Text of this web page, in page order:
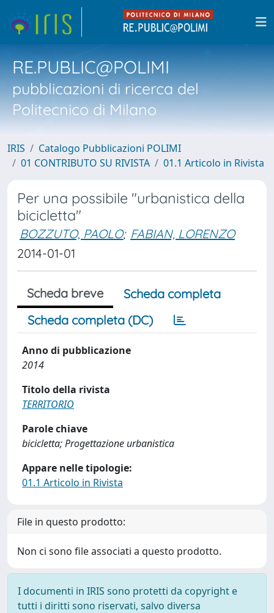
RE.PUBLIC@POLIMI
pubblicazioni di ricerca del
Politecnico di Milano
IRIS
Catalogo Pubblicazioni POLIMI
01 CONTRIBUTO SU RIVISTA
01.1 Articolo in Rivista
Per una possibile "urbanistica della
bicicletta"
BOZZUTO, PAOLO; FABIAN, LORENZO
2014-01-01
Scheda breve
Scheda completa
Scheda completa (DC)
Anno di pubblicazione
2014
Titolo della rivista
TERRITORIO
Parole chiave
bicicletta; Progettazione urbanistica
Appare nelle tipologie:
01.1 Articolo in Rivista
File in questo prodotto:
Non ci sono file associati a questo prodotto.
I documenti in IRIS sono protetti da copyright e
tutti i diritti sono riservati, salvo diversa